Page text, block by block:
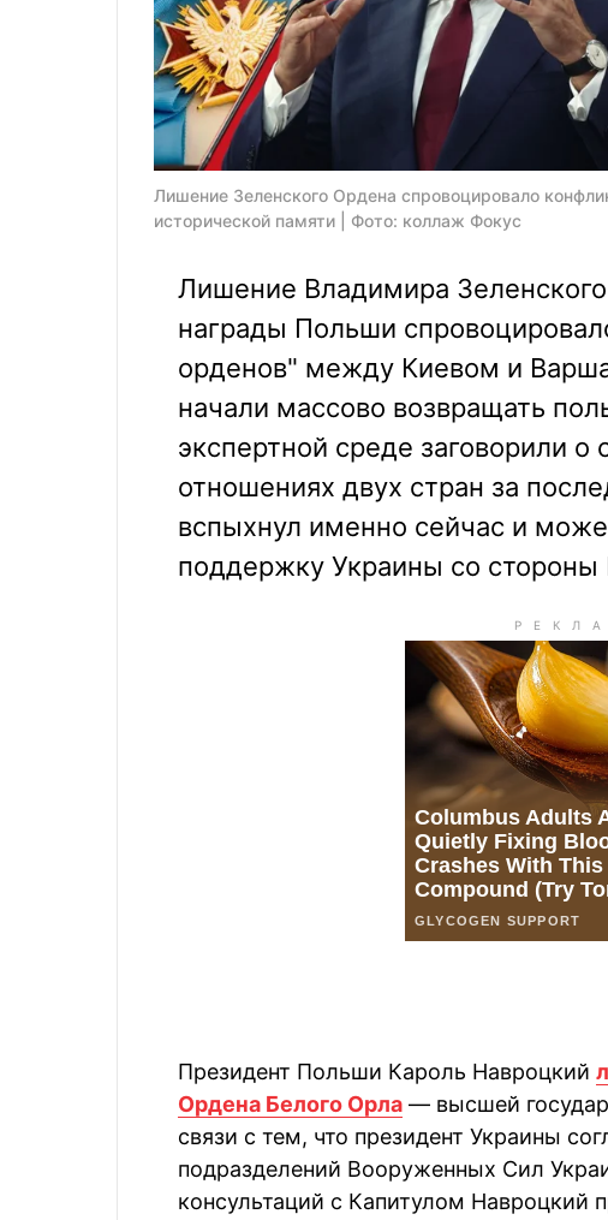
Лишение Зеленского Ордена спровоцировало
исторической памяти | Фото: коллаж Фокус
Лишение Владимира
награды Польши
орденов" между Киевом и
начали массово возвращать
экспертной среде заговорили
отношениях двух стран за
вспыхнул именно сейчас и
поддержку Украины со
Президент Польши Кароль Навроцкий
Ордена Белого Орла — высшей
связи с тем, что президент Украины
подразделений Вооруженных Сил
консультаций с Капитулом Навроцкий